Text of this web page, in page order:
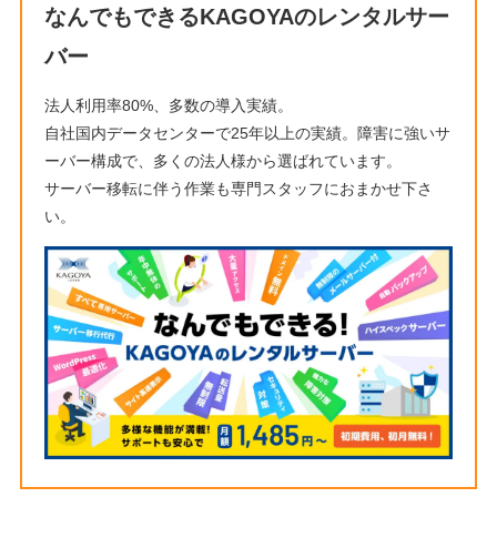
なんでもできるKAGOYAのレンタルサー
バー
法人利用率80%、多数の導入実績。
自社国内データセンターで25年以上の実績。障害に強いサ
ーバー構成で、多くの法人様から選ばれています。
サーバー移転に伴う作業も専門スタッフにおまかせ下さ
い。